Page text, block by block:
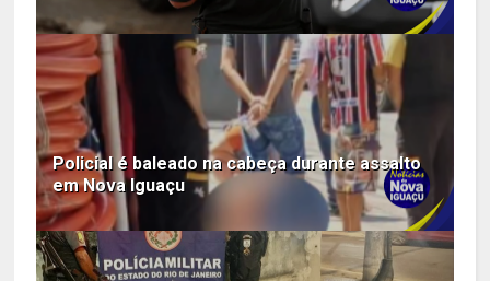
Policial é baleado na cabeça durante assalto
em Nova Iguaçu